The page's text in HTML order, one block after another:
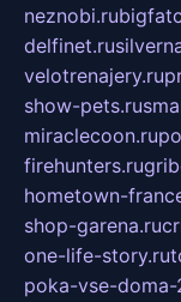
neznobi.ru
delfinet.ru
velotrenajery.ru
show-pets.ru
miraclecoon.ru
firehunters.ru
hometown-
shop-garena.ru
one-life-story.ru
poka-vse-doma-